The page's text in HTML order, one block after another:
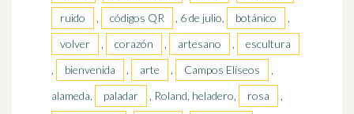
ruido
, códigos QR , 6 de julio, botánico
,
volver
, corazón , artesano ,
escultura
,
bienvenida , arte , Campos Elíseos
,
alameda,
paladar , Roland, heladero, rosa
,